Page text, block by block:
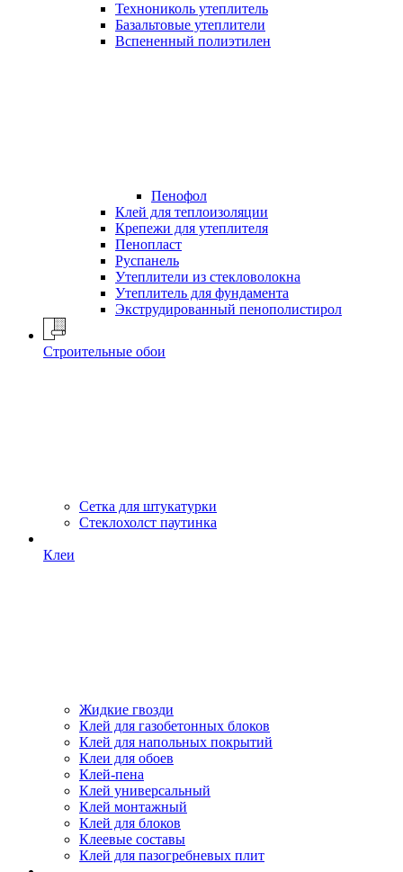
Технониколь утеплитель
Базальтовые утеплители
Вспененный полиэтилен
Пенофол
Клей для теплоизоляции
Крепежи для утеплителя
Пенопласт
Руспанель
Утеплители из стекловолокна
Утеплитель для фундамента
Экструдированный пенополистирол
Строительные обои
Сетка для штукатурки
Стеклохолст паутинка
Клеи
Жидкие гвозди
Клей для газобетонных блоков
Клей для напольных покрытий
Клеи для обоев
Клей-пена
Клей универсальный
Клей монтажный
Клей для блоков
Клеевые составы
Клей для пазогребневых плит